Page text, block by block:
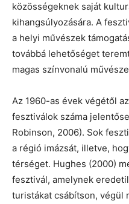
közösségeknek saját
kihangsúlyozására. A
a helyi művészek
továbbá lehetőséget
magas színvonalú
Az 1960-as évek végétől
fesztiválok száma
Robinson, 2006). Sok
a régió imázsát, illetve,
térséget. Hughes (2000)
fesztivál, amelynek
turistákat csábítson, végül